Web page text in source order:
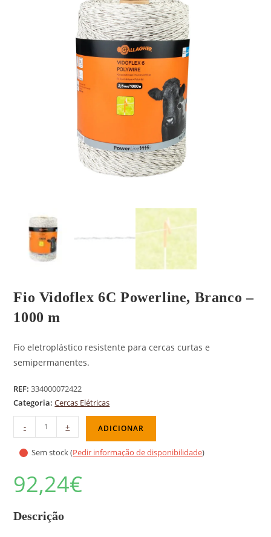
Fio Vidoflex 6C Powerline, Branco –
1000 m
Fio eletroplástico resistente para cercas curtas e
semipermanentes.
REF:334000072422
Categoria:Cercas Elétricas
- + ADICIONAR
Sem stock (Pedir informação de disponibilidade)
92,24€
Descrição